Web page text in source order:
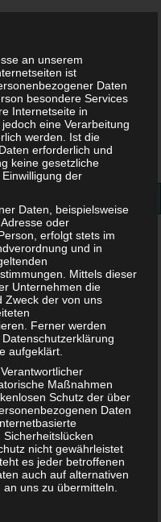
Facebook
Twitter
8
an unserem
ist
Daten
besondere Services
Internetseite in
eine Verarbeitung
werden. Ist die
erforderlich und
keine gesetzliche
der
Daten, beispielsweise
oder
erfolgt stets im
und in
Mittels dieser
Unternehmen die
Zweck der von uns
Ferner werden
aufgeklärt.
Maßnahmen
Schutz der über
Daten
nicht gewährleistet
es jeder betroffenen
auch auf alternativen
uns zu übermitteln.